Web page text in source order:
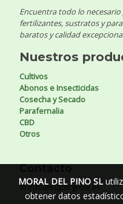
Encuentra todo lo
fertilizantes, sustratos y
baratos y calidad
Nuestros
Cultivos
Abonos e Insecticidas
Cosecha y Secado
Parafernalia
CBD
Otros
Contacto
✉ info@supergrow.es
MORAL DEL PINO SL
obtener datos